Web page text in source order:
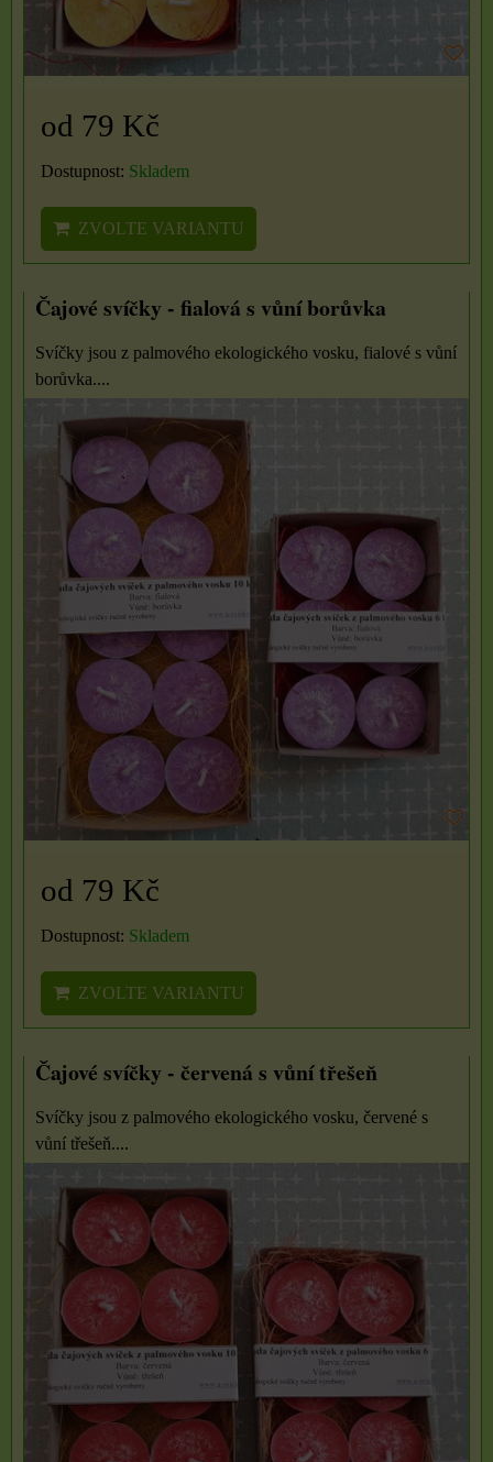
od 79 Kč
Dostupnost: Skladem
ZVOLTE VARIANTU
Čajové svíčky - fialová s vůní borůvka
Svíčky jsou z palmového ekologického vosku, fialové s vůní
borůvka....
od 79 Kč
Dostupnost: Skladem
ZVOLTE VARIANTU
Čajové svíčky - červená s vůní třešeň
Svíčky jsou z palmového ekologického vosku, červené s
vůní třešeň....